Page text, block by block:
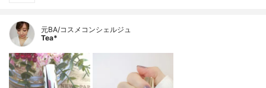
元BA/コスメコンシェルジュ
Tea*